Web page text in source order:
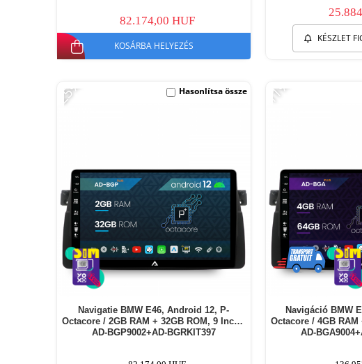
82.174,00 HUF
KOSÁRBA HELYEZÉS
KÉSZLET
-25%
Navigatie BMW E46, Android 12, P-
Octacore / 2GB RAM + 32GB ROM, 9 Inch -
AD-BGP9002+AD-BGRKIT397
Hasonlítsa össze -11%
Navigáció BMW
Octacore / 4GB RAM
AD-